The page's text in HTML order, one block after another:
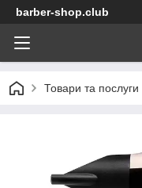
barber-shop.club
Товари та послуги